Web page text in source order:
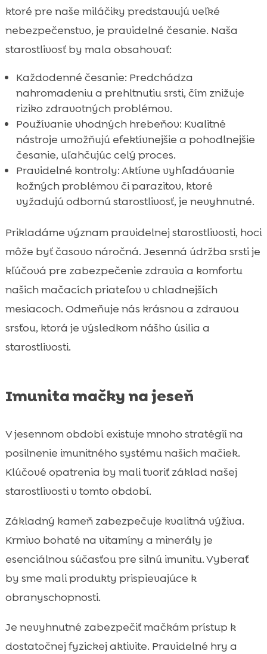
ktoré pre naše miláčiky predstavujú veľké
nebezpečenstvo, je pravidelné česanie. Naša
starostlivosť by mala obsahovať:
Každodenné česanie: Predchádza
nahromadeniu a prehltnutiu srsti, čím znižuje
riziko zdravotných problémov.
Používanie vhodných hrebeňov: Kvalitné
nástroje umožňujú efektívnejšie a pohodlnejšie
česanie, uľahčujúc celý proces.
Pravidelné kontroly: Aktívne vyhľadávanie
kožných problémov či parazitov, ktoré
vyžadujú odbornú starostlivosť, je nevyhnutné.
Prikladáme význam pravidelnej starostlivosti, hoci
môže byť časovo náročná. Jesenná údržba srsti je
kľúčová pre zabezpečenie zdravia a komfortu
našich mačacích priateľov v chladnejších
mesiacoch. Odmeňuje nás krásnou a zdravou
srsťou, ktorá je výsledkom nášho úsilia a
starostlivosti.
Imunita mačky na jeseň
V jesennom období existuje mnoho stratégií na
posilnenie imunitného systému našich mačiek.
Klúčové opatrenia by mali tvoriť základ našej
starostlivosti v tomto období.
Základný kameň zabezpečuje kvalitná výživa.
Krmivo bohaté na vitamíny a minerály je
esenciálnou súčasťou pre silnú imunitu. Vyberať
by sme mali produkty prispievajúce k
obranyschopnosti.
Je nevyhnutné zabezpečiť mačkám prístup k
dostatočnej fyzickej aktivite. Pravidelné hry a